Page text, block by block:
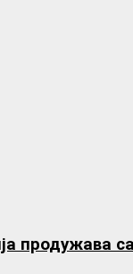
продужава